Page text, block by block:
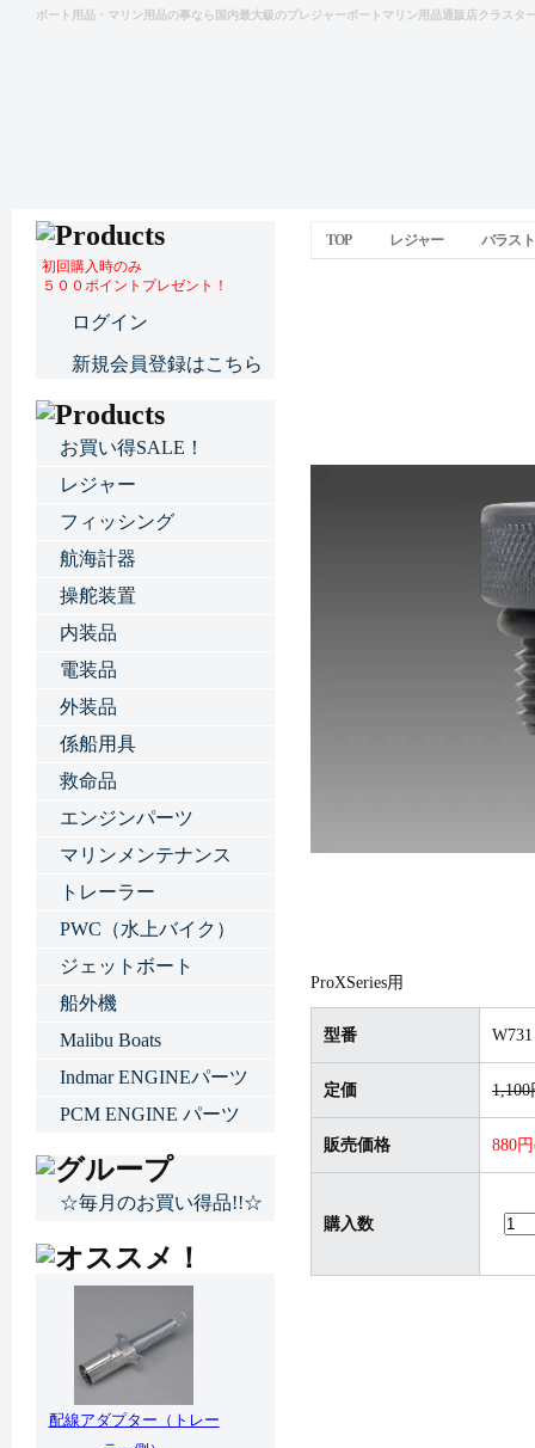
ボート用品・マリン用品の事なら国内最大級のプレジャーボートマリン用品通販店クラスタ
TOP レジャー バラス
ProXSeries用
型番 W731
定価
販売価格 880
購入数
初回購入時のみ
５００ポイントプレゼント！
ログイン
新規会員登録はこちら
お買い得SALE！
レジャー
フィッシング
航海計器
操舵装置
内装品
電装品
外装品
係船用具
救命品
エンジンパーツ
マリンメンテナンス
トレーラー
PWC（水上バイク）
ジェットボート
船外機
Malibu Boats
Indmar ENGINEパーツ
PCM ENGINE パーツ
☆毎月のお買い得品!!☆
配線アダプター（トレー